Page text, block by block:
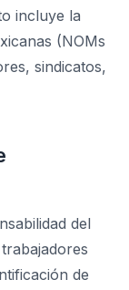
incluye la
(NOMs
sindicatos,
del
de